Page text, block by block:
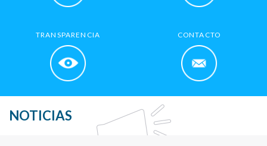
TRANSPARENCIA CONTACTO
NOTICIAS